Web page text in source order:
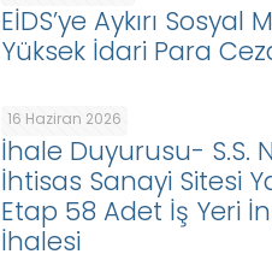
EİDS’ye Aykırı
Yüksek İdari Para
16 Haziran 2026
İhale Duyurusu- S.S.
İhtisas Sanayi Sitesi
Etap 58 Adet İş Yeri
İhalesi